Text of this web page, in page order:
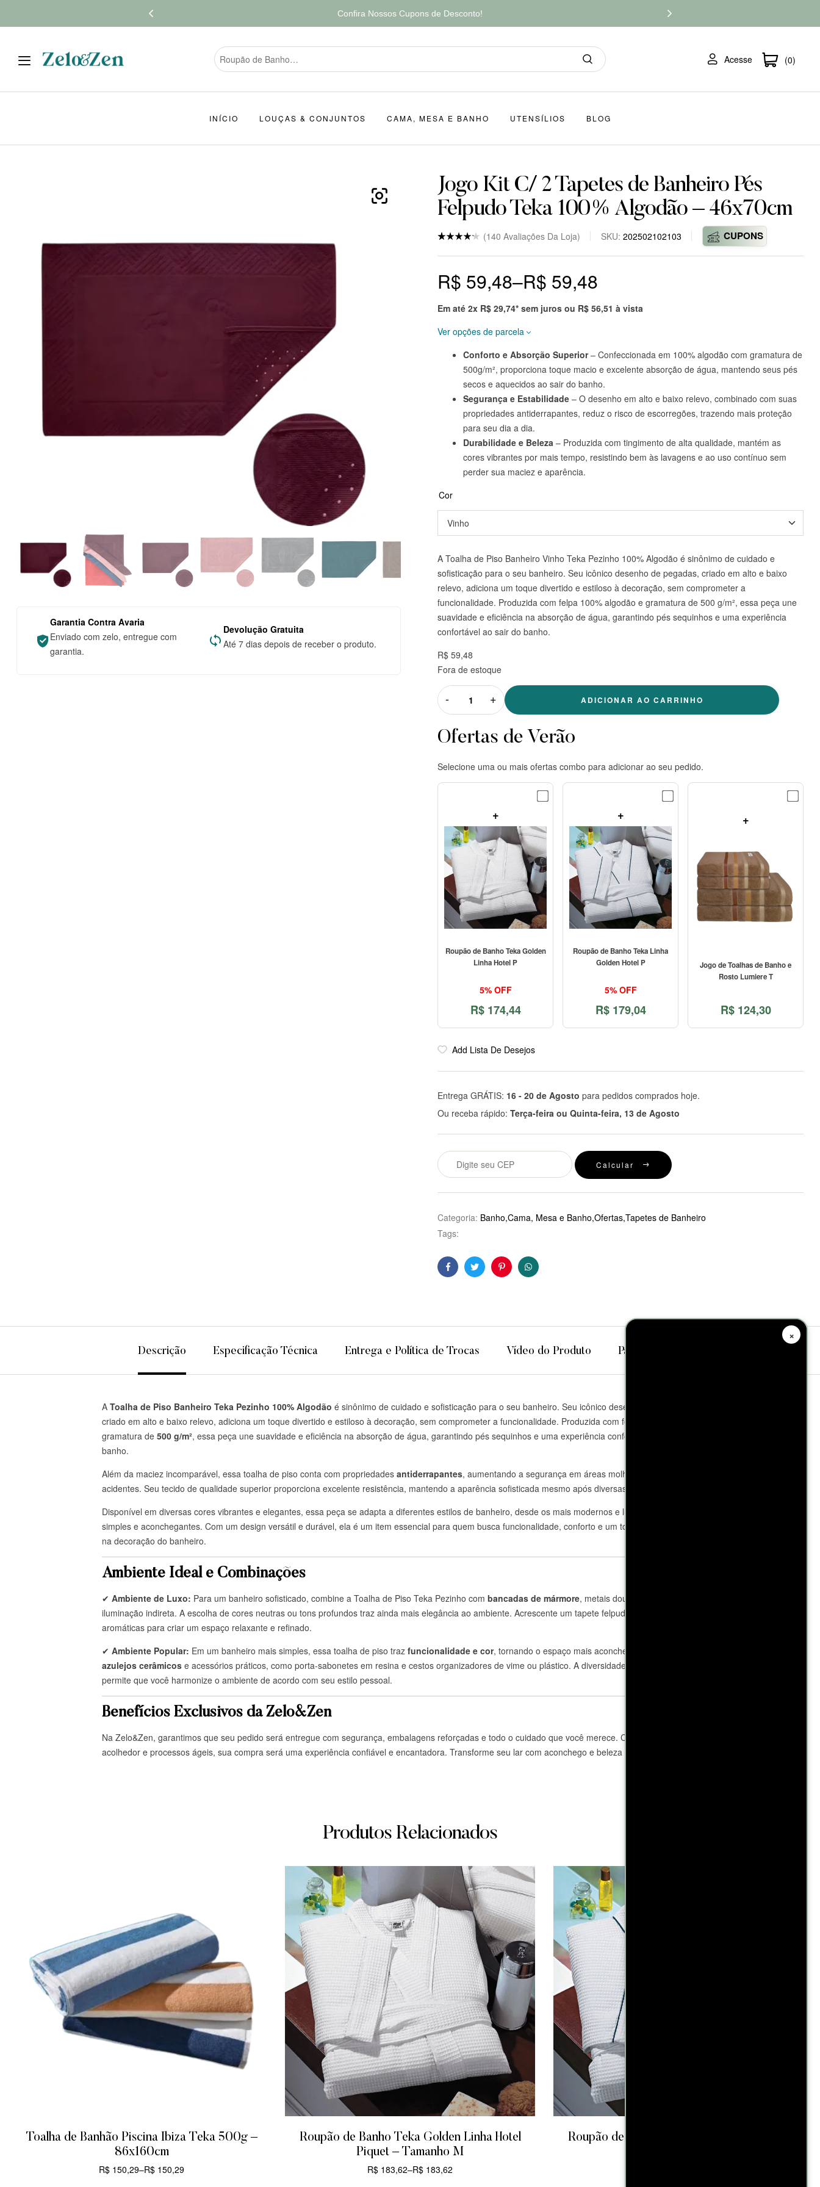
Confira Nossos Cupons de Desconto!
Acesse (0)
INÍCIO LOUÇAS & CONJUNTOS CAMA, MESA E BANHO UTENSÍLIOS BLOG
Garantia Contra Avaria
Enviado com zelo, entregue com
garantia.
Devolução Gratuita
Até 7 dias depois de receber o produto.
Jogo Kit C/ 2 Tapetes de Banheiro Pés
Felpudo Teka 100% Algodão – 46x70cm
de 5
em
avaliaçõ
de
em
ace.
(140 Avaliações Da Loja) SKU: 202502102103 CUPONS
R$ 59,48–R$ 59,48
Em até 2x R$ 29,74* sem juros ou R$ 56,51 à vista
Ver opções de parcela
R$56,51
R$59,48
Conforto e Absorção Superior– Confeccionada em 100% algodão com gramatura de
500g/m², proporciona toque macio e excelente absorção de água, mantendo seus pés
secos e aquecidos ao sair do banho.
Segurança e Estabilidade – O desenho em alto e baixo relevo, combinado com suas
propriedades antiderrapantes, reduz o risco de escorregões, trazendo mais proteção
para seu dia a dia.
Durabilidade e Beleza – Produzida com tingimento de alta qualidade, mantém as
cores vibrantes por mais tempo, resistindo bem às lavagens e ao uso contínuo sem
perder sua maciez e aparência.
Cor
A Toalha de Piso Banheiro Vinho Teka Pezinho 100% Algodão é sinônimo de cuidado e
sofisticação para o seu banheiro. Seu icônico desenho de pegadas, criado em alto e baixo
relevo, adiciona um toque divertido e estiloso à decoração, sem comprometer a
funcionalidade. Produzida com felpa 100% algodão e gramatura de 500 g/m², essa peça une
suavidade e eficiência na absorção de água, garantindo pés sequinhos e uma experiência
confortável ao sair do banho.
R$ 59,48
Fora de estoque
- + ADICIONAR AO CARRINHO
Ofertas de Verão
Selecione uma ou mais ofertas combo para adicionar ao seu pedido.
+
Roupão de Banho Teka Golden
Linha Hotel P
5% OFF
R$174,44
+
Roupão de Banho Teka Linha
Golden Hotel P
5% OFF
R$179,04
+
Jogo de Toalhas de Banho e
Rosto Lumiere T
R$124,30
Add Lista De Desejos
Entrega GRÁTIS: 16 - 20 de Agosto para pedidos comprados hoje.
Ou receba rápido: Terça-feira ou Quinta-feira, 13 de Agosto
Calcular
Categoria: Banho,Cama, Mesa e Banho,Ofertas,Tapetes de Banheiro
Tags:
FacebookTwitterPinterestWhatsApp
Descrição Especificação Técnica Entrega e Política de Trocas Vídeo do Produto Parcelamento
A Toalha de Piso Banheiro Teka Pezinho 100% Algodão é sinônimo de cuidado e sofisticação para o seu banheiro. Seu icônico desenho de pegadas,
criado em alto e baixo relevo, adiciona um toque divertido e estiloso à decoração, sem comprometer a funcionalidade. Produzida com felpa 100% algodão e
gramatura de 500 g/m², essa peça une suavidade e eficiência na absorção de água, garantindo pés sequinhos e uma experiência confortável ao sair do
banho.
Além da maciez incomparável, essa toalha de piso conta com propriedades antiderrapantes, aumentando a segurança em áreas molhadas e prevenindo
acidentes. Seu tecido de qualidade superior proporciona excelente resistência, mantendo a aparência sofisticada mesmo após diversas lavagens.
Disponível em diversas cores vibrantes e elegantes, essa peça se adapta a diferentes estilos de banheiro, desde os mais modernos e luxuosos até os mais
simples e aconchegantes. Com um design versátil e durável, ela é um item essencial para quem busca funcionalidade, conforto e um toque de personalidade
na decoração do banheiro.
Ambiente Ideal e Combinações
✔ Ambiente de Luxo: Para um banheiro sofisticado, combine a Toalha de Piso Teka Pezinho com bancadas de mármore, metais dourados ou cromados e
iluminação indireta. A escolha de cores neutras ou tons profundos traz ainda mais elegância ao ambiente. Acrescente um tapete felpudo próximo à pia e velas
aromáticas para criar um espaço relaxante e refinado.
✔ Ambiente Popular: Em um banheiro mais simples, essa toalha de piso traz funcionalidade e cor, tornando o espaço mais aconchegante. Combine-a com
azulejos cerâmicos e acessórios práticos, como porta-sabonetes em resina e cestos organizadores de vime ou plástico. A diversidade de cores disponíveis
permite que você harmonize o ambiente de acordo com seu estilo pessoal.
Benefícios Exclusivos da Zelo&Zen
Na Zelo&Zen, garantimos que seu pedido será entregue com segurança, embalagens reforçadas e todo o cuidado que você merece. Com atendimento
acolhedor e processos ágeis, sua compra será uma experiência confiável e encantadora. Transforme seu lar com aconchego e beleza – escolha Zelo&Zen!
Produtos Relacionados
Toalha de Banhão Piscina Ibiza Teka 500g –
86x160cm
R$ 150,29–R$ 150,29
Roupão de Banho Teka Golden Linha Hotel
Piquet – Tamanho M
R$ 183,62–R$ 183,62
Roupão de Banho Teka Linha Golden Hotel
×